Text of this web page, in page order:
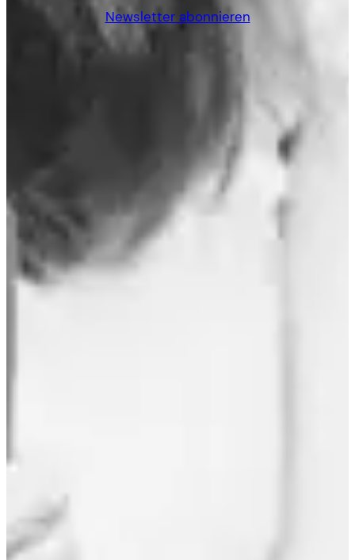
Newsletter abonnieren